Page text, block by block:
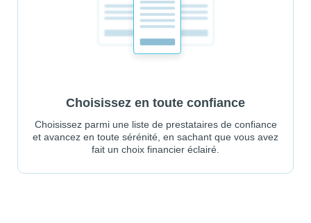
Choisissez en toute confiance
Choisissez parmi une liste de prestataires de confiance
et avancez en toute sérénité, en sachant que vous avez
fait un choix financier éclairé.